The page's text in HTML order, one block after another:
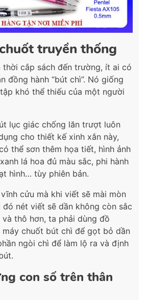
truyền thống
thời cắp sách đến trường, ít ai có
đồng hành “bút chì”. Nó giống
khó thể thiếu của một người
lục giác chống lăn trượt luôn
cho thiết kế xinh xắn này,
thể sơn thêm họa tiết, hình ảnh
lá hoa đủ màu sắc, phi hành
hình… tùy phiên bản.
cửu mà khi viết sẽ mài mòn
đó nét viết sẽ dần không còn sắc
thô hơn, ta phải dùng đồ
chuốt bút chì để gọt bỏ dần
ngòi chì để làm lộ ra và định
con số trên thân